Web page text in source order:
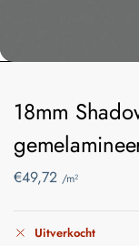
18mm
€49,72 /m²
Uitverkocht